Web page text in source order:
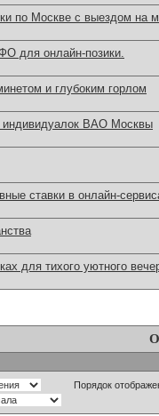
по Москве с выездом на
для онлайн-позики.
и глубоким горлом
индивидуалок ВАО Москвы
ставки в онлайн-
для тихого уютного
Порядок